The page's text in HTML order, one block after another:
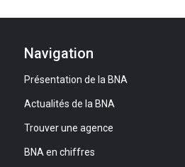
Navigation
Présentation de la BNA
Actualités de la BNA
Trouver une agence
BNA en chiffres